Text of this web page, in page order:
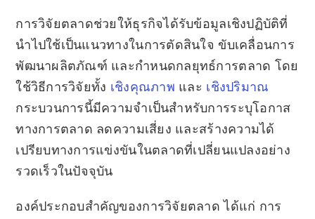
การวิจัยตลาดช่วยให้ธุรกิจได้รับข้อมูลเชิงปฏิบัติที่
นำไปใช้เป็นแนวทางในการตัดสินใจ ขับเคลื่อนการ
พัฒนาผลิตภัณฑ์ และกำหนดกลยุทธ์การตลาด โดย
ใช้วิธีการวิจัยทั้ง เชิงคุณภาพ และ เชิงปริมาณ
กระบวนการนี้มีความจำเป็นสำหรับการระบุโอกาส
ทางการตลาด ลดความเสี่ยง และสร้างความได้
เปรียบทางการแข่งขันในตลาดที่เปลี่ยนแปลงอย่าง
รวดเร็วในปัจจุบัน
องค์ประกอบสำคัญของการวิจัยตลาด ได้แก่ การ